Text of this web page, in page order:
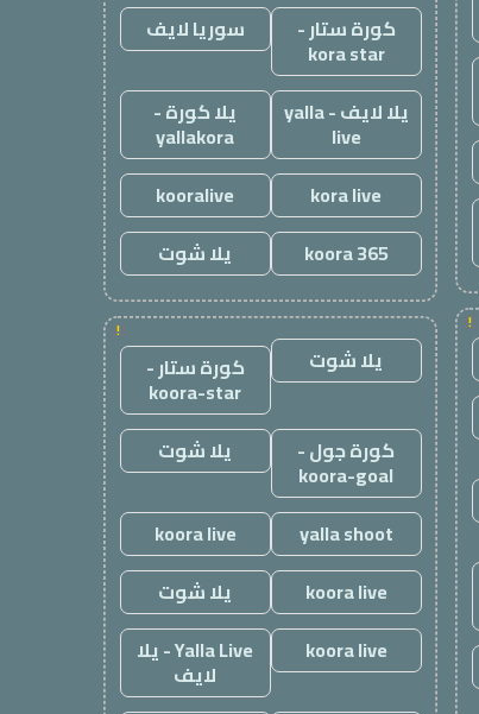
!
كورة ستار -
kora star
سوريا لايف
يلا لايف - yalla
live
يلا كورة -
yallakora
kora live
kooralive
koora 365
يلا شوت
!
يلا شوت كورة ستار -
koora-star
كورة جول -
koora-goal
يلا شوت
yalla shoot
koora live
koora live
يلا شوت
koora live
Yalla Live - يلا
لايف